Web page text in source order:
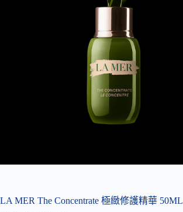
LA MER The Concentrate 極緻修護精華 50ML